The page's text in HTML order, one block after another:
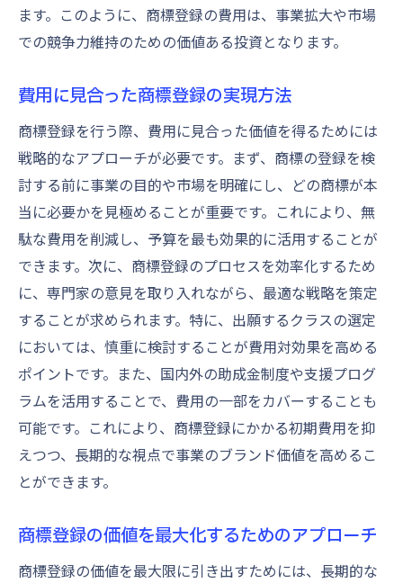
ます。このように、商標登録の費用は、事業拡大や市場
での競争力維持のための価値ある投資となります。
費用に見合った商標登録の実現方法
商標登録を行う際、費用に見合った価値を得るためには
戦略的なアプローチが必要です。まず、商標の登録を検
討する前に事業の目的や市場を明確にし、どの商標が本
当に必要かを見極めることが重要です。これにより、無
駄な費用を削減し、予算を最も効果的に活用することが
できます。次に、商標登録のプロセスを効率化するため
に、専門家の意見を取り入れながら、最適な戦略を策定
することが求められます。特に、出願するクラスの選定
においては、慎重に検討することが費用対効果を高める
ポイントです。また、国内外の助成金制度や支援プログ
ラムを活用することで、費用の一部をカバーすることも
可能です。これにより、商標登録にかかる初期費用を抑
えつつ、長期的な視点で事業のブランド価値を高めるこ
とができます。
商標登録の価値を最大化するためのアプローチ
商標登録の価値を最大限に引き出すためには、長期的な